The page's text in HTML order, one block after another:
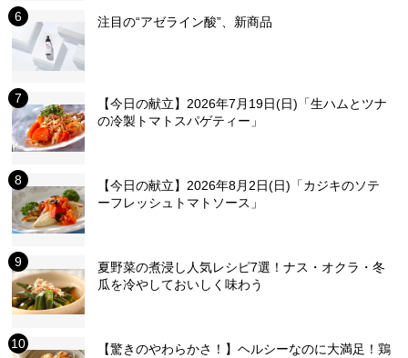
注目の“アゼライン酸”、新商品
【今日の献立】2026年7月19日(日)「生ハムとツナ
の冷製トマトスパゲティー」
【今日の献立】2026年8月2日(日)「カジキのソテ
ーフレッシュトマトソース」
夏野菜の煮浸し人気レシピ7選！ナス・オクラ・冬
瓜を冷やしておいしく味わう
【驚きのやわらかさ！】ヘルシーなのに大満足！鶏